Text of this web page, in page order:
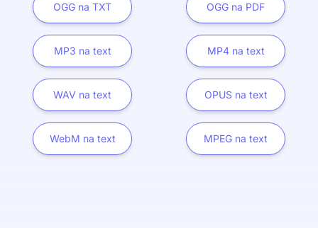
OGG na TXT OGG na PDF
MP3 na text MP4 na text
WAV na text OPUS na text
WebM na text MPEG na text